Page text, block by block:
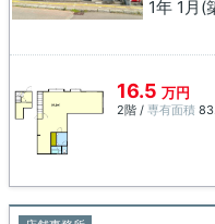
1年 1月(
16.5 万円
2階 / 専有面積